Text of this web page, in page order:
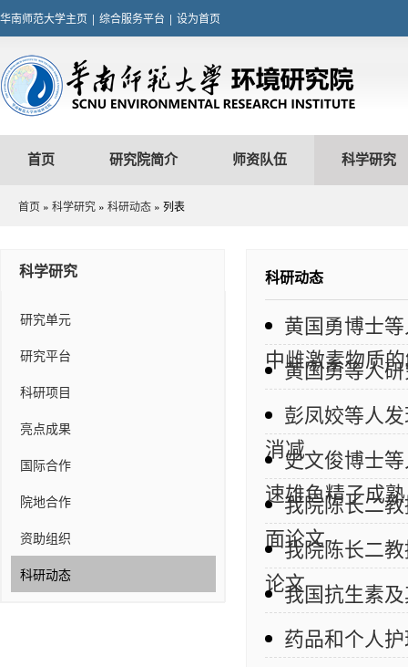
华南师范大学主页 | 综合服务平台 | 设为首页
首页 研究院简介 师资队伍 科学研究
首页 » 科学研究 » 科研动态 » 列表
科学研究
研究单元
研究平台
科研项目
亮点成果
国际合作
院地合作
资助组织
科研动态
科研动态
黄国勇博士
中雌激素物质
黄国勇等人
彭凤姣等人
消减史文俊博士
速雄鱼精子成熟
我院陈长二
面论文
我院陈长二
论文我国抗生素
药品和个人